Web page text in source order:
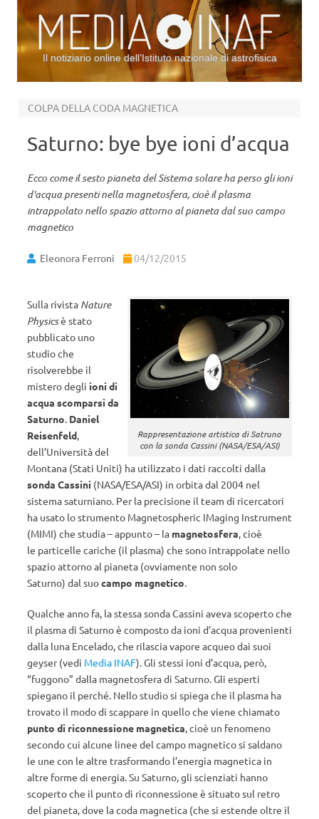
Il notiziario online dell’Istituto nazionale di astrofisica
COLPA DELLA CODA MAGNETICA
Saturno: bye bye ioni d’acqua
Ecco come il sesto pianeta del Sistema solare ha perso gli ioni
d'acqua presenti nella magnetosfera, cioè il plasma
intrappolato nello spazio attorno al pianeta dal suo campo
magnetico
Eleonora Ferroni 04/12/2015
Rappresentazione artistica di Satruno
con la sonda Cassini (NASA/ESA/ASI)
Sulla rivista Nature
Physicsè stato
pubblicato uno
studio che
risolverebbe il
mistero degli ioni di
acqua scomparsi da
Saturno. Daniel
Reisenfeld,
dell’Università del
Montana (Stati Uniti) ha utilizzato i dati raccolti dalla
sonda Cassini (NASA/ESA/ASI) in orbita dal 2004 nel
sistema saturniano. Per la precisione il team di ricercatori
ha usato lo strumento Magnetospheric IMaging Instrument
(MIMI) che studia – appunto – la magnetosfera, cioè
le particelle cariche (il plasma) che sono intrappolate nello
spazio attorno al pianeta (ovviamente non solo
Saturno) dal suocampo magnetico.
Qualche anno fa, la stessa sonda Cassini aveva scoperto che
il plasma di Saturno è composto da ioni d’acqua provenienti
dalla luna Encelado, che rilascia vapore acqueo dai suoi
geyser (vedi Media INAF). Gli stessi ioni d’acqua, però,
“fuggono” dalla magnetosfera di Saturno. Gli esperti
spiegano il perché. Nello studio si spiega che il plasma ha
trovato il modo di scappare in quello che viene chiamato
punto di riconnessione magnetica, cioè un fenomeno
secondo cui alcune linee del campo magnetico si saldano
le une con le altre trasformando l’energia magnetica in
altre forme di energia. Su Saturno, gli scienziati hanno
scoperto che il punto di riconnessione è situato sul retro
del pianeta, dove la coda magnetica (che si estende oltre il